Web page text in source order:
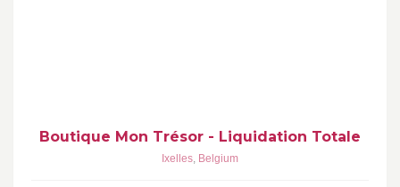
Boutique Mon Trésor - Liquidation Totale
Ixelles, Belgium